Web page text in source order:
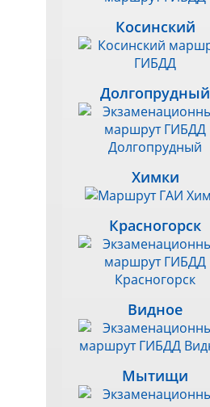
Косинский
Долгопрудный
Химки
Красногорск
Видное
Мытищи